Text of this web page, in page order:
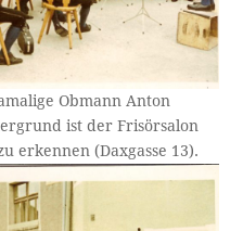
Obmann Anton
ist der Frisörsalon
erkennen (Daxgasse 13).